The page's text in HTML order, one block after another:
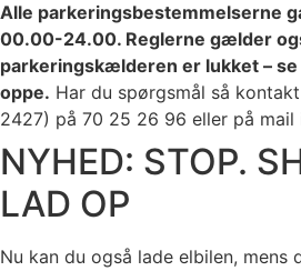
Alle parkeringsbestemmelserne
00.00-24.00. Reglerne gælder
parkeringskælderen er lukket –
oppe. Har du spørgsmål så
2427) på 70 25 26 96 eller på mail
NYHED: STOP.
LAD OP
Nu kan du også lade elbilen, mens